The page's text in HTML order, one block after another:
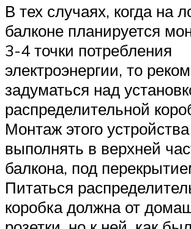
В тех случаях, когда на
балконе планируется
3-4 точки потребления
электроэнергии, то
задуматься над
распределительной
Монтаж этого
выполнять в верхней
балкона, под
Питаться
коробка должна от